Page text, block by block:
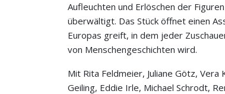
Aufleuchten und Erlöschen der
überwältigt. Das Stück öffnet einen
Europas greift, in dem jeder
von Menschengeschichten wird.
Mit Rita Feldmeier, Juliane Götz,
Geiling, Eddie Irle, Michael Schrodt,